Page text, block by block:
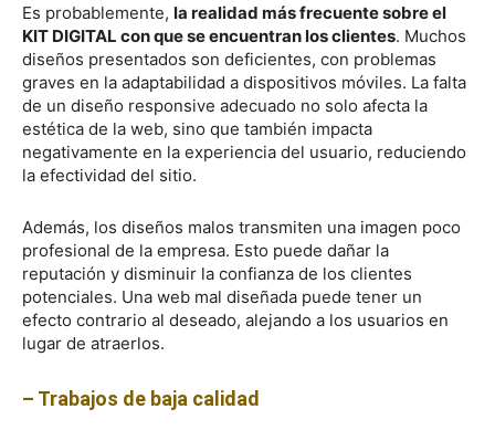
Es probablemente, la realidad más frecuente sobre el
KIT DIGITAL con que se encuentran los clientes. Muchos
diseños presentados son deficientes, con problemas
graves en la adaptabilidad a dispositivos móviles. La falta
de un diseño responsive adecuado no solo afecta la
estética de la web, sino que también impacta
negativamente en la experiencia del usuario, reduciendo
la efectividad del sitio.
Además, los diseños malos transmiten una imagen poco
profesional de la empresa. Esto puede dañar la
reputación y disminuir la confianza de los clientes
potenciales. Una web mal diseñada puede tener un
efecto contrario al deseado, alejando a los usuarios en
lugar de atraerlos.
– Trabajos de baja calidad